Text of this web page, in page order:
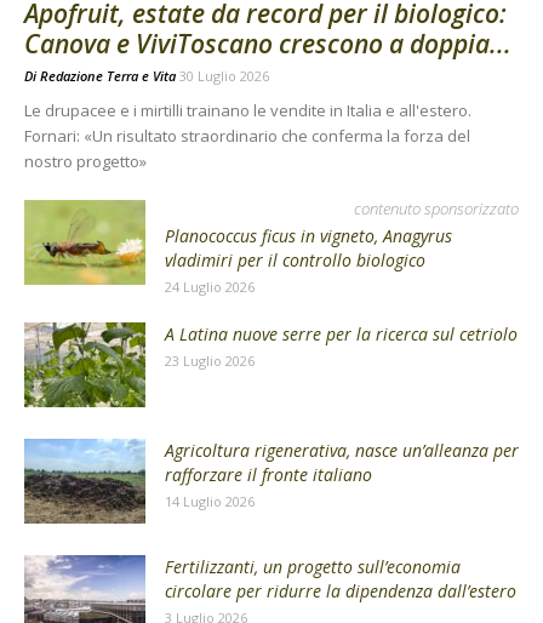
Apofruit, estate da record per il biologico:
Canova e ViviToscano crescono a doppia...
Di Redazione Terra e Vita 30 Luglio 2026
Le drupacee e i mirtilli trainano le vendite in Italia e all'estero.
Fornari: «Un risultato straordinario che conferma la forza del
nostro progetto»
contenuto sponsorizzato
Planococcus ficus in vigneto, Anagyrus
vladimiri per il controllo biologico
24 Luglio 2026
A Latina nuove serre per la ricerca sul cetriolo
23 Luglio 2026
Agricoltura rigenerativa, nasce un’alleanza per
rafforzare il fronte italiano
14 Luglio 2026
Fertilizzanti, un progetto sull’economia
circolare per ridurre la dipendenza dall’estero
3 Luglio 2026